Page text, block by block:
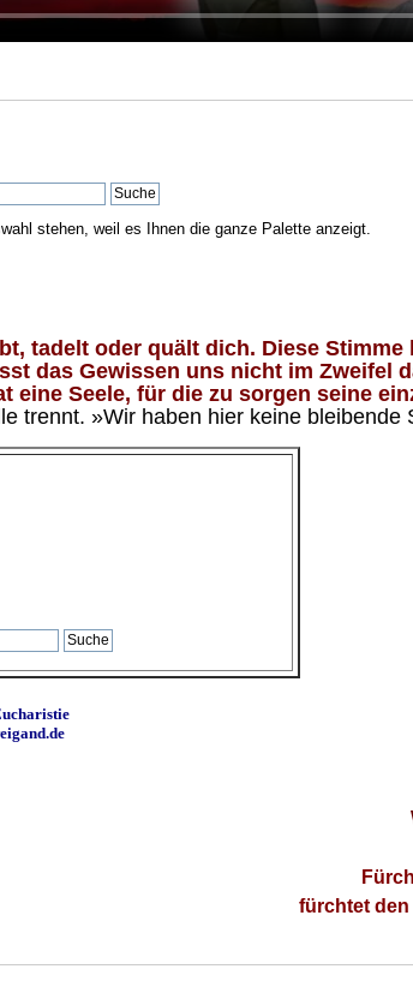
stehen, weil es Ihnen die ganze Palette anzeigt.
tadelt oder quält dich. Diese
das Gewissen uns nicht im Zweifel
eine Seele, für die zu sorgen seine
trennt. »Wir haben hier keine
fürchtet den